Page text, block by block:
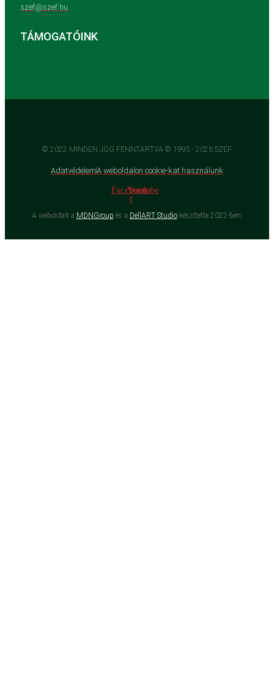
szef@szef.hu
TÁMOGATÓINK
© 2022 MINDEN JOG FENNTARTVA © 1995 - 2026 SZEF
AdatvédelemA weboldalon cookie-kat használunk
Facebook-
f
Youtube
A weboldalt a MDNGroup és a DellART Studiokészítette 2022-ben.